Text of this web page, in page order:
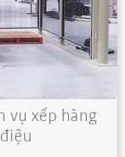
vụ xếp hàng